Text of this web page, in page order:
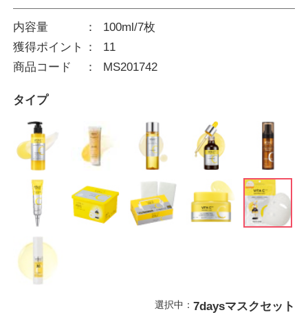
内容量
100ml/7枚
獲得ポイント
11
商品コード
MS201742
タイプ
選択中： 7daysマスクセット